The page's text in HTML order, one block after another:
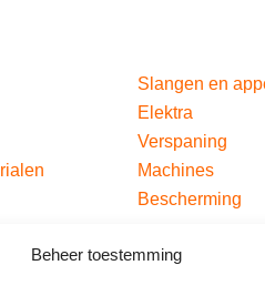
Beheer toestemming
Slangen en
Elektra
Verspaning
Machines
Bescherming